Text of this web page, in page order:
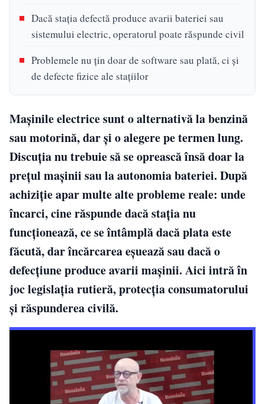
Dacă stația defectă produce avarii bateriei sau
sistemului electric, operatorul poate răspunde civil
Problemele nu țin doar de software sau plată, ci și
de defecte fizice ale stațiilor
Mașinile electrice sunt o alternativă la benzină
sau motorină, dar și o alegere pe termen lung.
Discuția nu trebuie să se oprească însă doar la
prețul mașinii sau la autonomia bateriei. După
achiziție apar multe alte probleme reale: unde
încarci, cine răspunde dacă stația nu
funcționează, ce se întâmplă dacă plata este
făcută, dar încărcarea eșuează sau dacă o
defecțiune produce avarii mașinii. Aici intră în
joc legislația rutieră, protecția consumatorului
și răspunderea civilă.